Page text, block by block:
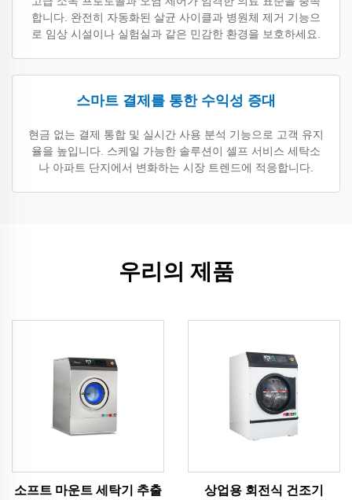
합니다. 완전히 자동화된 살균 사이클과 병원체 제거 기능으
로 임상 시설이나 실험실과 같은 민감한 환경을 보호하세요.
스마트 결제를 통한 수익성 증대
현금 없는 결제 통합 및 실시간 사용 분석 기능으로 고객 유지
율을 높입니다. 스케일 가능한 솔루션이 셀프 서비스 세탁소
나 아파트 단지에서 변화하는 시장 트렌드에 적응합니다.
우리의 제품
소프트 마운트 세탁기 추출
상업용 회전식 건조기